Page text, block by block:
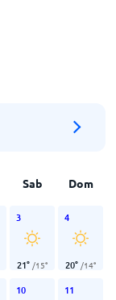
Sab Dom
3
21° /15°
4
20° /14°
10 11